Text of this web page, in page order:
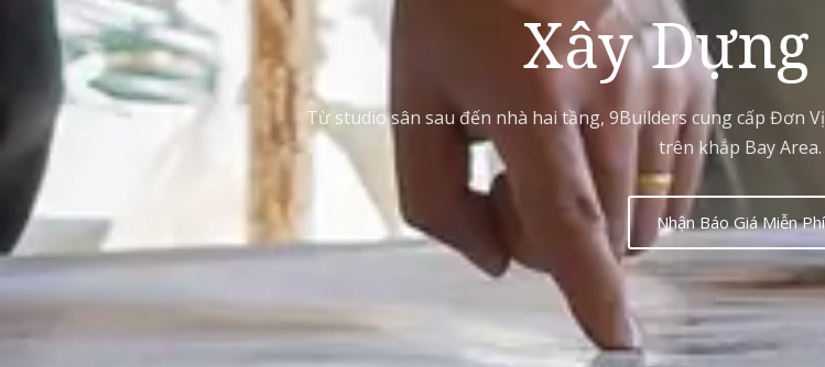
Xây Dựng
Từ studio sân sau đến nhà hai tầng, 9Builders cung cấp Đơn
trên khắp Bay Area.
Nhận Báo Giá Miễn Phí